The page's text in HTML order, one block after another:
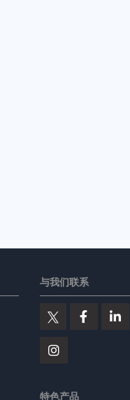
与我们联系
特色产品